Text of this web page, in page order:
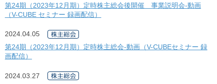
第24期（2023年12月期）定時株主総会後開催 事業説明会-動画
（V-CUBE セミナー 録画配信）
2024.04.05
第24期（2023年12月期）定時株主総会-動画（V-CUBEセミナー 録
画配信）
2024.03.27